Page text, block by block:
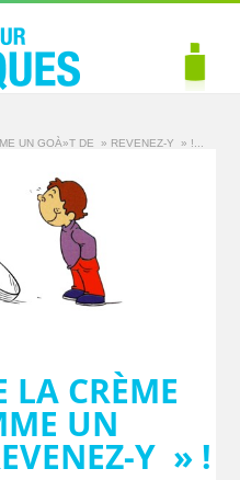
UN GOÀ»T DE » REVENEZ-Y » !...
LA CRÈME
UN
Y » !